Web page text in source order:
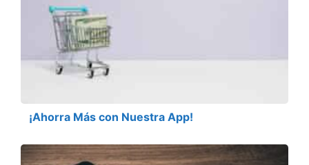
¡Ahorra Más con Nuestra App!